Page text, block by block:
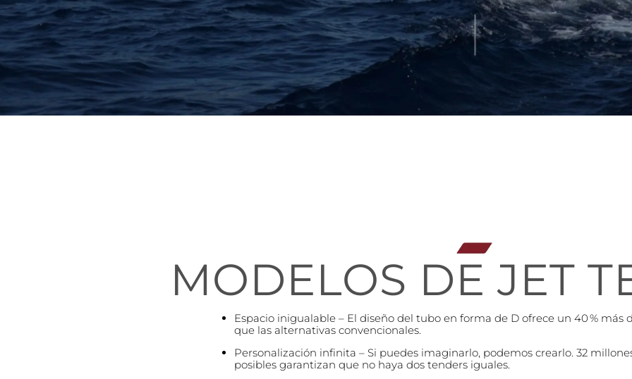
MODELOS DE JET
Espacio inigualable – El diseño del tubo en forma de D ofrece un 40 % más
que las alternativas convencionales.
Personalización infinita – Si puedes imaginarlo, podemos crearlo. 32
posibles garantizan que no haya dos tenders iguales.